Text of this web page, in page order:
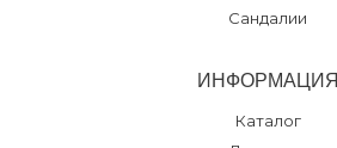
Сандалии
ИНФОРМАЦИЯ
Каталог